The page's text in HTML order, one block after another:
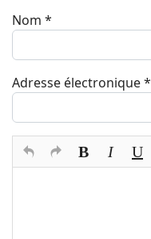
Nom *
Adresse électronique*
Texte du commentaire